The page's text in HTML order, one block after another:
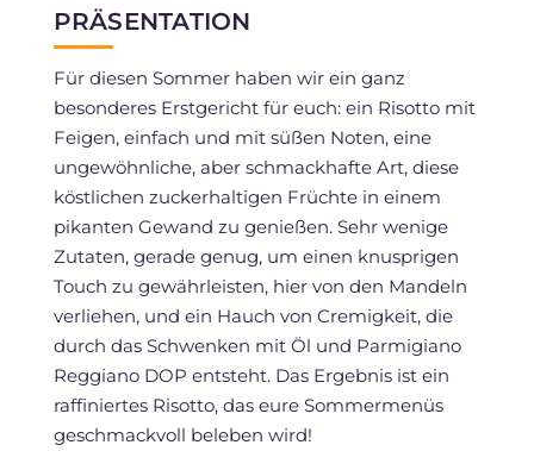
PRÄSENTATION
Für diesen Sommer haben wir ein ganz
besonderes Erstgericht für euch: ein Risotto mit
Feigen, einfach und mit süßen Noten, eine
ungewöhnliche, aber schmackhafte Art, diese
köstlichen zuckerhaltigen Früchte in einem
pikanten Gewand zu genießen. Sehr wenige
Zutaten, gerade genug, um einen knusprigen
Touch zu gewährleisten, hier von den Mandeln
verliehen, und ein Hauch von Cremigkeit, die
durch das Schwenken mit Öl und Parmigiano
Reggiano DOP entsteht. Das Ergebnis ist ein
raffiniertes Risotto, das eure Sommermenüs
geschmackvoll beleben wird!